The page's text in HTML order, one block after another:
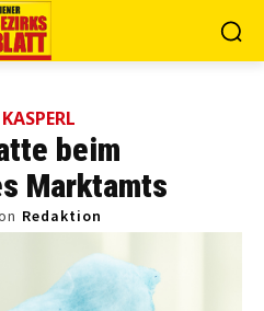
beim
Marktamts
Redaktion